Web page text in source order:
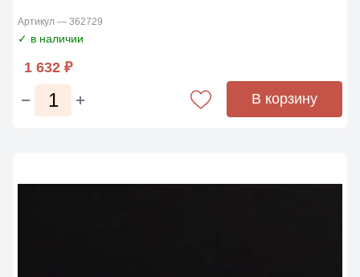
Артикул — 362729
✓ в наличии
1 632 ₽
В корзину